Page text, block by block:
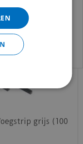
grijs (100
via